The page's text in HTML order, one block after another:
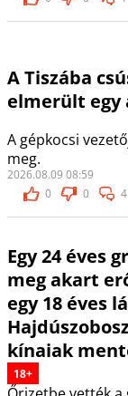
A Tiszába
elmerült egy
A gépkocsi
meg.
2026.08.09 08:59
0
0 4
Egy 24 éves
meg akart
egy 18 éves
kínaiak
18+